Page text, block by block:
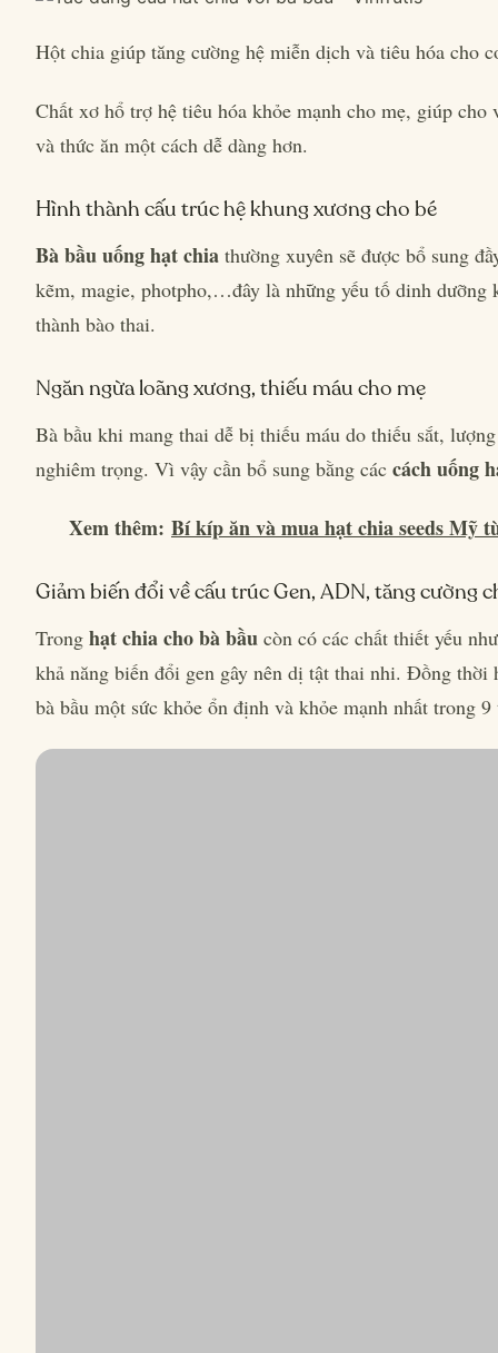
Hột chia giúp tăng cường hệ miễn dịch và tiêu hóa cho
Chất xơ hổ trợ hệ tiêu hóa khỏe mạnh cho mẹ, giúp cho
và thức ăn một cách dễ dàng hơn.
Hình thành cấu trúc hệ khung xương cho bé
Bà bầu uống hạt chia thường xuyên sẽ được bổ sung
kẽm, magie, photpho,…đây là những yếu tố dinh dưỡng
thành bào thai.
Ngăn ngừa loãng xương, thiếu máu cho mẹ
Bà bầu khi mang thai dễ bị thiếu máu do thiếu sắt,
nghiêm trọng. Vì vậy cần bổ sung bằng các cách uống
Xem thêm: Bí kíp ăn và mua hạt chia seeds Mỹ
Giảm biến đổi về cấu trúc Gen, ADN, tăng cường
Trong hạt chia cho bà bầu còn có các chất thiết yếu
khả năng biến đổi gen gây nên dị tật thai nhi. Đồng thời
bà bầu một sức khỏe ổn định và khỏe mạnh nhất trong